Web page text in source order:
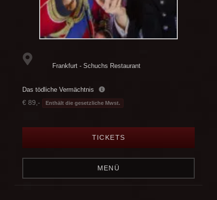
Frankfurt - Schuchs Restaurant
Das tödliche Vermächtnis
€ 89,- Enthält die gesetzliche Mwst.
TICKETS
MENÜ